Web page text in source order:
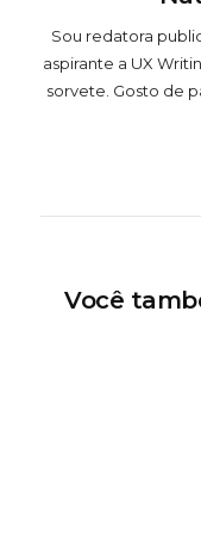
Sou redatora
aspirante a UX
sorvete. Gosto de
Você